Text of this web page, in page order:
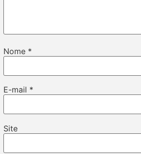
Nome *
E-mail *
Site